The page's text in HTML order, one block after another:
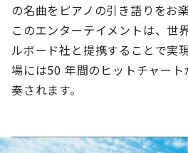
の名曲をピアノの引き語りをお
このエンターテイメントは、世
ルボード社と提携することで実
場には50 年間のヒットチャー
奏されます。